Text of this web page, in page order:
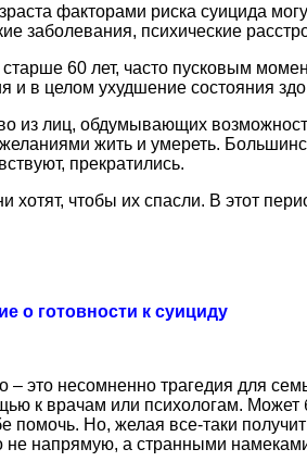
факторами риска суицида
заболевания, психические
60 лет, часто пусковым
и в целом ухудшение состояния
из лиц, обдумывающих
жить и умереть.
прекратились.
хотят, чтобы их спасли. В этот
о готовности к суициду
– это несомненно трагедия для
к врачам или психологам. Может
помочь. Но, желая все-таки
не напрямую, а странными